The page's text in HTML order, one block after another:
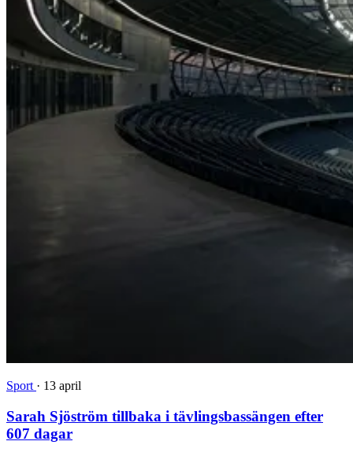
Sport · 13 april
Sarah Sjöström tillbaka i tävlingsbassängen efter
607 dagar